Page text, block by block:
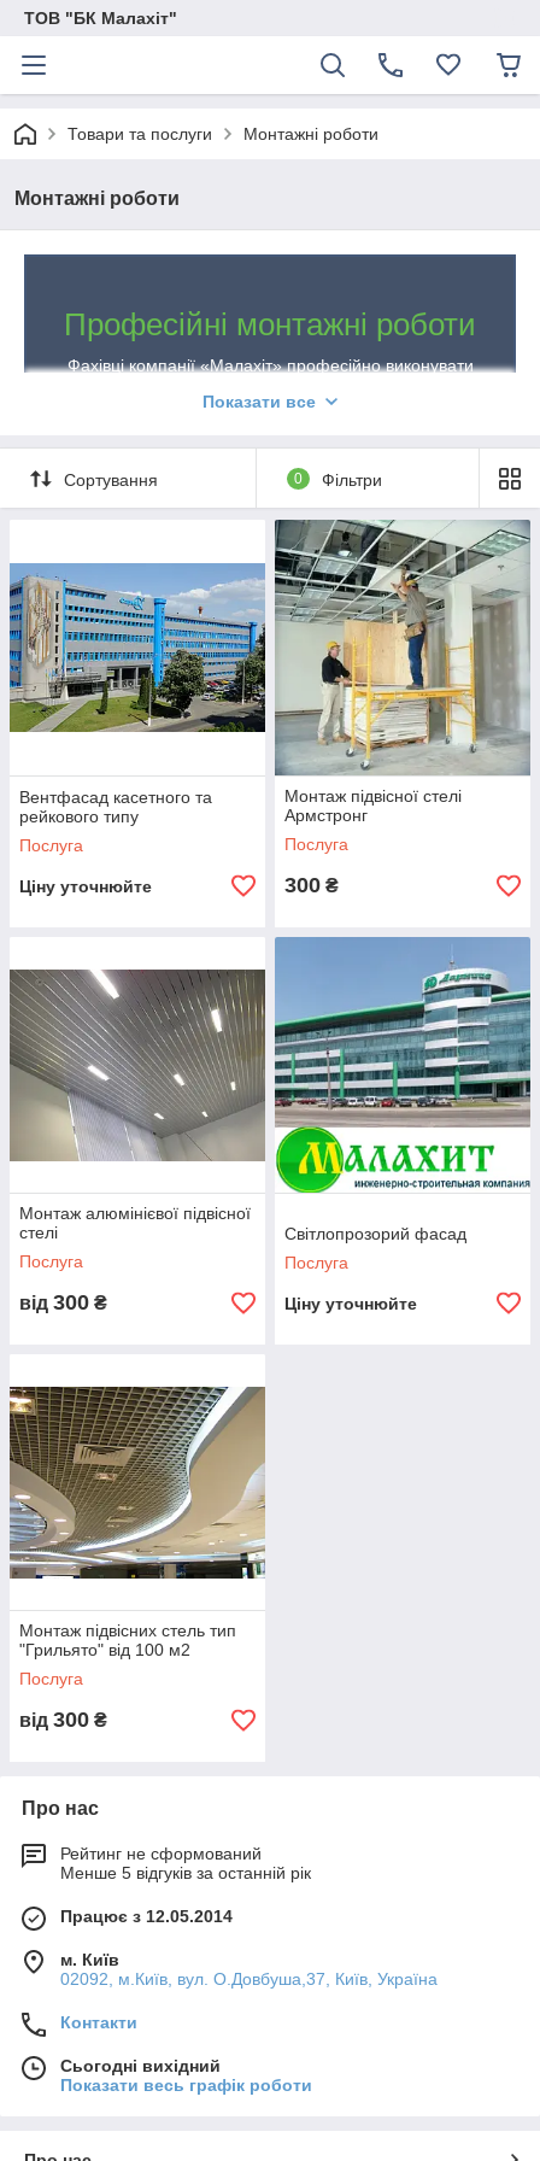
ТОВ "БК Малахіт"
Товари та послуги Монтажні роботи
Монтажні роботи
Професійні монтажні роботи
Фахівці компанії «Малахіт» професійно виконувати
для вас монтажні роботи по внутрішній і зовнішній
монтажних робіт і використання сучасного надійного
обладнання.
До переліку робіт
Монтаж вентильованих фасадів,
підвісних стель
Монтаж підвісних стель,
Підвісні стелі Грильято — відмінні вибір для
супермаркетів та клубів, для громадських закладів і
офісних приміщень. Вони виробляються з надійного
алюмінію і виділяються чудовими експлуатаційними
зі
Світлопрозорий фасад
зі скла і алюмінію виглядає неймовірно стильно: чіткі
і
Показати все
Сортування 0 Фільтри
Вентфасад касетного та
рейкового типу
Послуга
Ціну уточнюйте
Монтаж підвісної стелі
Армстронг
Послуга
300 ₴
Монтаж алюмінієвої підвісної
стелі
Послуга
від 300 ₴
Світлопрозорий фасад
Послуга
Ціну уточнюйте
Монтаж підвісних стель тип
"Грильято" від 100 м2
Послуга
від 300 ₴
Про нас
Рейтинг не сформований
Менше 5 відгуків за останній рік
Працює з 12.05.2014
м. Київ
02092, м.Київ, вул. О.Довбуша,37, Київ, Україна
Контакти
Сьогодні вихідний
Показати весь графік роботи